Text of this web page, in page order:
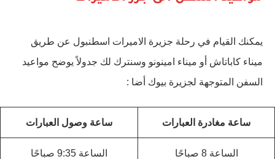
يمكنك القيام في رحلة جزيرة الاميرات اسطنبول عن طريق
ميناء كاباتاش أو ميناء امينونو وسنترك لك جدولاً يوضح مواعيد
السفن المتوجهة لجزيرة بيوك أضا :
ساعة مغادرة العبارات ساعة وصول العبارات
الساعة 8 صباحًا الساعة 9:35 صباحًا